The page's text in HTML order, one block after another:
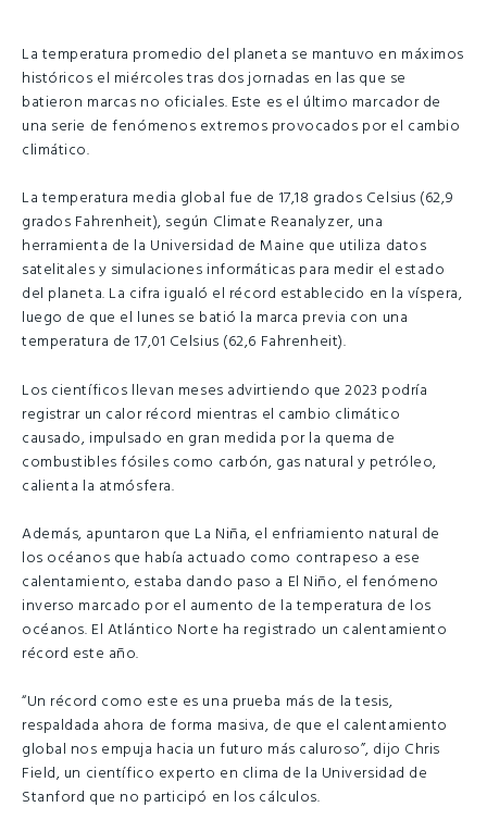
La temperatura promedio del planeta se mantuvo en máximos
históricos el miércoles tras dos jornadas en las que se
batieron marcas no oficiales. Este es el último marcador de
una serie de fenómenos extremos provocados por el cambio
climático.
La temperatura media global fue de 17,18 grados Celsius (62,9
grados Fahrenheit), según Climate Reanalyzer, una
herramienta de la Universidad de Maine que utiliza datos
satelitales y simulaciones informáticas para medir el estado
del planeta. La cifra igualó el récord establecido en la víspera,
luego de que el lunes se batió la marca previa con una
temperatura de 17,01 Celsius (62,6 Fahrenheit).
Los científicos llevan meses advirtiendo que 2023 podría
registrar un calor récord mientras el cambio climático
causado, impulsado en gran medida por la quema de
combustibles fósiles como carbón, gas natural y petróleo,
calienta la atmósfera.
Además, apuntaron que La Niña, el enfriamiento natural de
los océanos que había actuado como contrapeso a ese
calentamiento, estaba dando paso a El Niño, el fenómeno
inverso marcado por el aumento de la temperatura de los
océanos. El Atlántico Norte ha registrado un calentamiento
récord este año.
“Un récord como este es una prueba más de la tesis,
respaldada ahora de forma masiva, de que el calentamiento
global nos empuja hacia un futuro más caluroso”, dijo Chris
Field, un científico experto en clima de la Universidad de
Stanford que no participó en los cálculos.